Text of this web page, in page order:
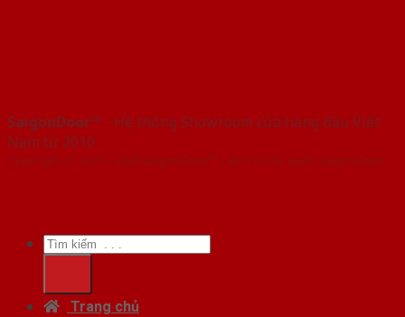
SaigonDoor™ - Hệ thống Showroom cửa hàng đầu Việt
Nam từ 2010
Copyright ⓒ 2010 – 2026 SaigonDoor™ | Đơn vị chủ quản SaigonDoor
Tìm
kiếm:
Trang chủ